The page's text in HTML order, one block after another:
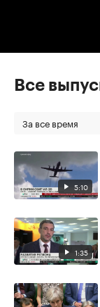
Все
За все время
5:10
1:35